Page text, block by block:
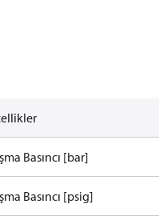
Basıncı [bar]
Basıncı [psig]